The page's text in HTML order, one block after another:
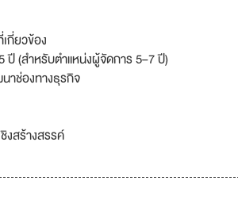
กี่ยวข้อง
(สำหรับตำแหน่งผู้จัดการ 5–7 ปี)
าช่องทางธุรกิจ
งสร้างสรรค์